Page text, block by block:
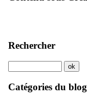
Rechercher
Catégories du blog